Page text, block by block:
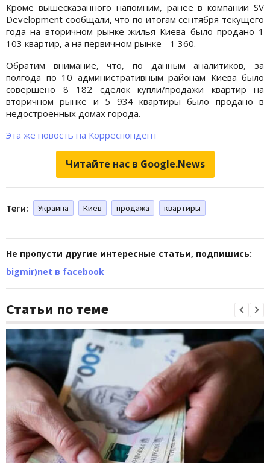
Кроме вышесказанного напомним, ранее в компании SV
Development сообщали, что по итогам сентября текущего
года на вторичном рынке жилья Киева было продано 1
103 квартир, а на первичном рынке - 1 360.
Обратим внимание, что, по данным аналитиков, за
полгода по 10 административным районам Киева было
совершено 8 182 сделок купли/продажи квартир на
вторичном рынке и 5 934 квартиры было продано в
недостроенных домах города.
Эта же новость на Корреспондент
Читайте нас в Google.News
Теги: Украина Киев продажа квартиры
Не пропусти другие интересные статьи, подпишись:
bigmir)net в facebook
Статьи по теме